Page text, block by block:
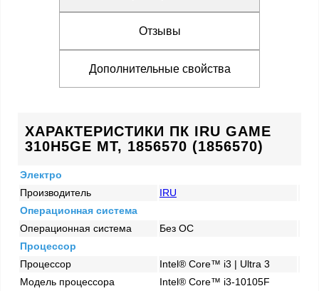
Отзывы
Дополнительные свойства
ХАРАКТЕРИСТИКИ ПК IRU GAME
310H5GE MT, 1856570 (1856570)
Электро
Производитель
IRU
Операционная система
Операционная система
Без ОС
Процессор
Процессор
Intel® Core™ i3 | Ultra 3
Модель процессора
Intel® Core™ i3-10105F